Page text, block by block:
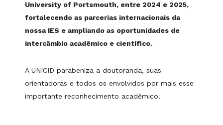
University of Portsmouth, entre 2024 e 2025,
fortalecendo as parcerias internacionais da
nossa IES e ampliando as oportunidades de
intercâmbio acadêmico e científico.
A UNICID parabeniza a doutoranda, suas
orientadoras e todos os envolvidos por mais esse
importante reconhecimento acadêmico!